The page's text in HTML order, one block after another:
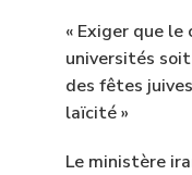
« Exiger que le
universités
des fêtes
laïcité »
Le ministère